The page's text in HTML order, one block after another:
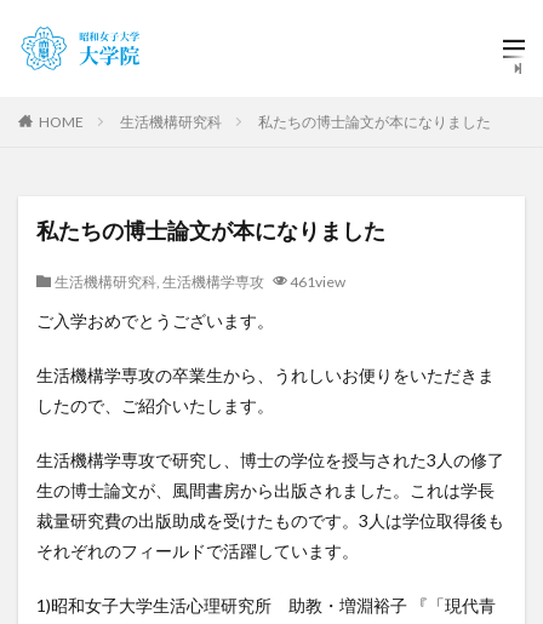
HOME 生活機構研究科 私たちの博士論文が本になりました
私たちの博士論文が本になりました
生活機構研究科, 生活機構学専攻 461view
ご入学おめでとうございます。
生活機構学専攻の卒業生から、うれしいお便りをいただきま
したので、ご紹介いたします。
生活機構学専攻で研究し、博士の学位を授与された3人の修了
生の博士論文が、風間書房から出版されました。これは学長
裁量研究費の出版助成を受けたものです。3人は学位取得後も
それぞれのフィールドで活躍しています。
1)昭和女子大学生活心理研究所 助教・増淵裕子 『「現代青